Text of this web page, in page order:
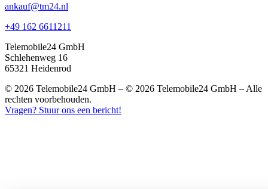
ankauf@tm24.nl
+49 162 6611211
Telemobile24 GmbH
Schlehenweg 16
65321 Heidenrod
© 2026 Telemobile24 GmbH – © 2026 Telemobile24 GmbH – Alle
rechten voorbehouden.
Vragen? Stuur ons een bericht!